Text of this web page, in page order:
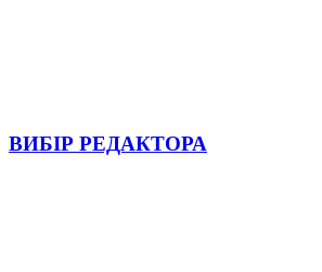
ВИБІР РЕДАКТОРА